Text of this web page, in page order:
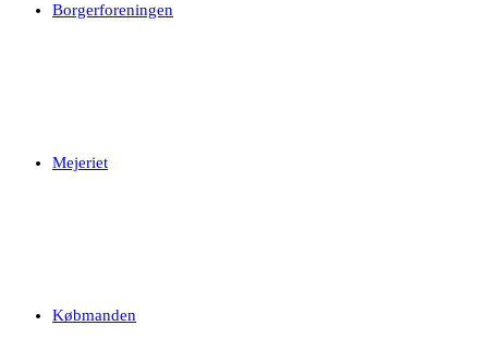
Borgerforeningen
Mejeriet
Købmanden